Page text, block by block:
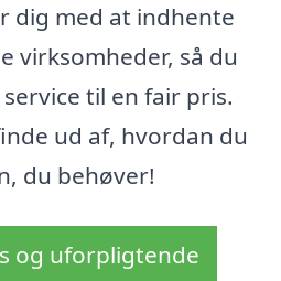
dig med at indhente
virksomheder, så du
til en fair pris.
ud af, hvordan du
du behøver!
og uforpligtende